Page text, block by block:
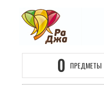
0 ПРЕДМЕТЫ